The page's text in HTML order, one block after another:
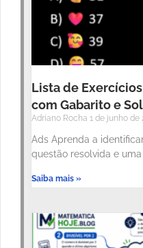
Lista de
com Gabarito e
Adriano Rocha 1 de junho de
Ads Aprenda a
questão resolvida e
Saiba mais »